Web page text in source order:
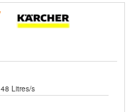
48 Litres/s